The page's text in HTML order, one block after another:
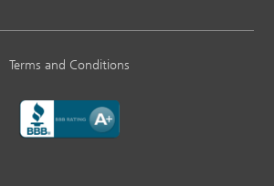
Terms and Conditions